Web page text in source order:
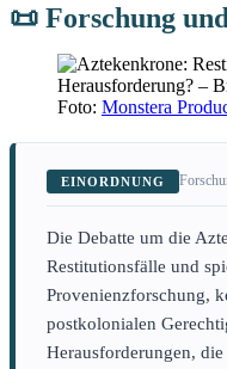
📜 Forschung
Foto: Monstera
EINORDNUNG
Die Debatte um die
Restitutionsfälle und
Provenienzforschung,
postkolonialen
Herausforderungen,